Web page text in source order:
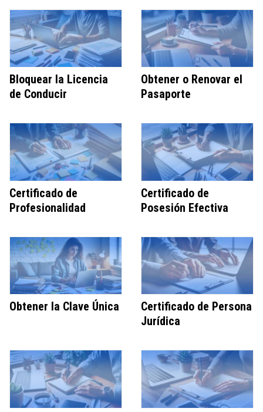
Bloquear la Licencia
de Conducir
Obtener o Renovar el
Pasaporte
Certificado de
Profesionalidad
Certificado de
Posesión Efectiva
Obtener la Clave Única
Certificado de Persona
Jurídica